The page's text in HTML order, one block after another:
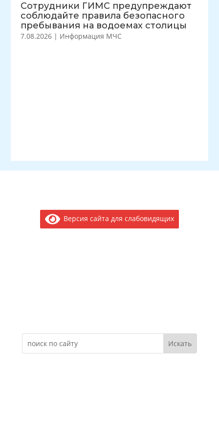
Сотрудники ГИМС предупреждают
соблюдайте правила безопасного
пребывания на водоемах столицы
7.08.2026 | Информация МЧС
Версия сайта для слабовидящих